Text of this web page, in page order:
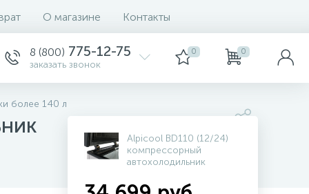
О магазине Контакты
8 (800) 775-12-75
заказать звонок
0 0
более 140 л
Alpicool BD110 (12/24)
компрессорный
автохолодильник